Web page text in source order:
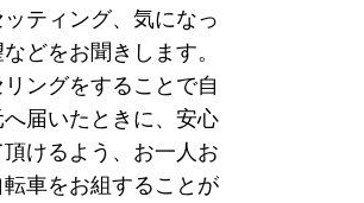
ティング、気になっ
どをお聞きします。
ングをすることで自
届いたときに、安心
けるよう、お一人お
車をお組することが